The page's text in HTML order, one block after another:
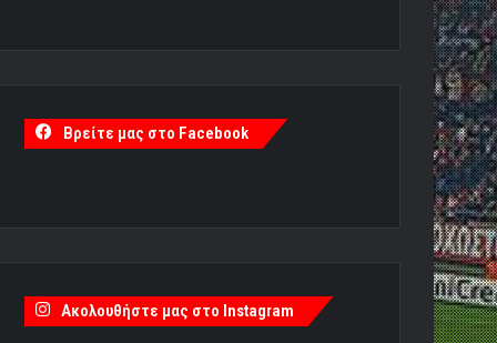
Βρείτε μας στο Facebook
Ακολουθήστε μας στο Instagram